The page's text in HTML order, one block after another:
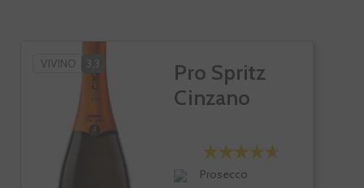
VIVINO 3,3
Pro Spritz
Cinzano
Prosecco